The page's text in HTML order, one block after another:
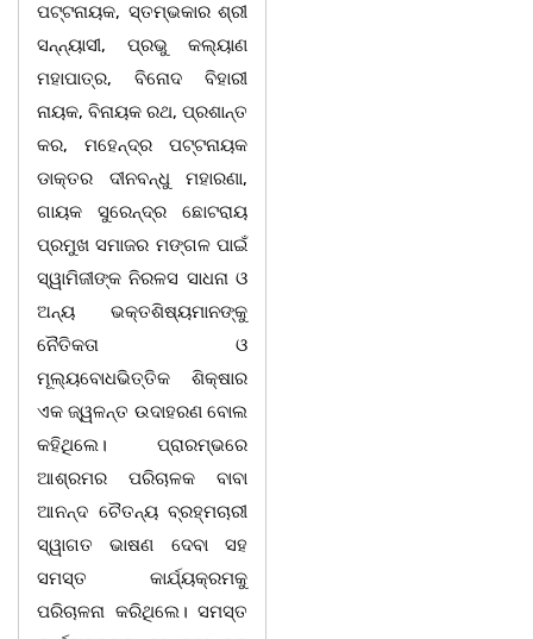
ପଟ୍ଟନାୟକ, ସ୍ତମ୍ଭକାର ଶ୍ରୀ
ସନ୍ନ୍ୟାସୀ, ପ୍ରଭୁ କଲ୍ୟାଣ
ମହାପାତ୍ର, ବିନୋଦ ବିହାରୀ
ନାୟକ, ବିନାୟକ ରଥ, ପ୍ରଶାନ୍ତ
କର, ମହେନ୍ଦ୍ର ପଟ୍ଟନାୟକ
ଡାକ୍ତର ଦୀନବନ୍ଧୁ ମହାରଣା,
ଗାୟକ ସୁରେନ୍ଦ୍ର ଛୋଟରାୟ
ପ୍ରମୁଖ ସମାଜର ମଙ୍ଗଳ ପାଇଁ
ସ୍ୱାମିଜୀଙ୍କ ନିରଳସ ସାଧନା ଓ
ଅନ୍ୟ ଭକ୍ତଶିଷ୍ୟମାନଙ୍କୁ
ନୈତିକତା ଓ
ମୂଲ୍ୟବୋଧଭିତ୍ତିକ ଶିକ୍ଷାର
ଏକ ଜ୍ୱଳନ୍ତ ଉଦାହରଣ ବୋଲ
କହିଥିଲେ। ପ୍ରାରମ୍ଭରେ
ଆଶ୍ରମର ପରିଚାଳକ ବାବା
ଆନନ୍ଦ ଚୈତନ୍ୟ ବ୍ରହ୍ମଚାରୀ
ସ୍ୱାଗତ ଭାଷଣ ଦେବା ସହ
ସମସ୍ତ କାର୍ଯ୍ୟକ୍ରମକୁ
ପରିଚାଳନା କରିଥିଲେ। ସମସ୍ତ